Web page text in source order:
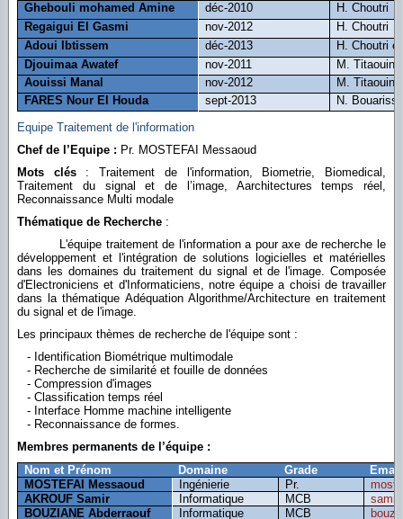
Ghebouli mohamed Amine
déc-2010
H. Choutri
Regaigui El Gasmi
nov-2012
H. Choutri
Adoui Ibtissem
déc-2013
H. Choutri
Djouimaa Awatef
nov-2011
M. Titaouine
Aouissi Manal
nov-2012
M. Titaouine
FARES Nour El Houda
sept-2013
N.
Equipe Traitement de l'information
Chef de l’Equipe : Pr. MOSTEFAI Messaoud
Mots clés : Traitement de l'information, Biometrie, Biomedical,
Traitement du signal et de l’image, Aarchitectures temps réel,
Reconnaissance Multi modale
Thématique de Recherche :
L'équipe traitement de l'information a pour axe de recherche le
développement et l'intégration de solutions logicielles et matérielles
dans les domaines du traitement du signal et de l'image. Composée
d'Electroniciens et d'Informaticiens, notre équipe a choisi de travailler
dans la thématique Adéquation Algorithme/Architecture en traitement
du signal et de l'image.
Les principaux thèmes de recherche de l'équipe sont :
- Identification Biométrique multimodale
- Recherche de similarité et fouille de données
- Compression d'images
- Classification temps réel
- Interface Homme machine intelligente
- Reconnaissance de formes.
Membres permanents de l’équipe :
Nom et Prénom
Domaine Grade
MOSTEFAI Messaoud
Ingénierie Pr.
AKROUF Samir
Informatique MCB
BOUZIANE Abderraouf
Informatique MCB